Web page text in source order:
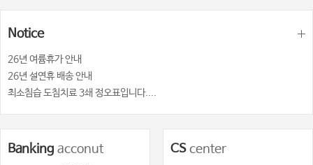
Notice
26년 여륨휴가 안내
26년 설연휴 배송 안내
최소침습 도침치료 3쇄 정오표입니다....
Banking acconut CScenter